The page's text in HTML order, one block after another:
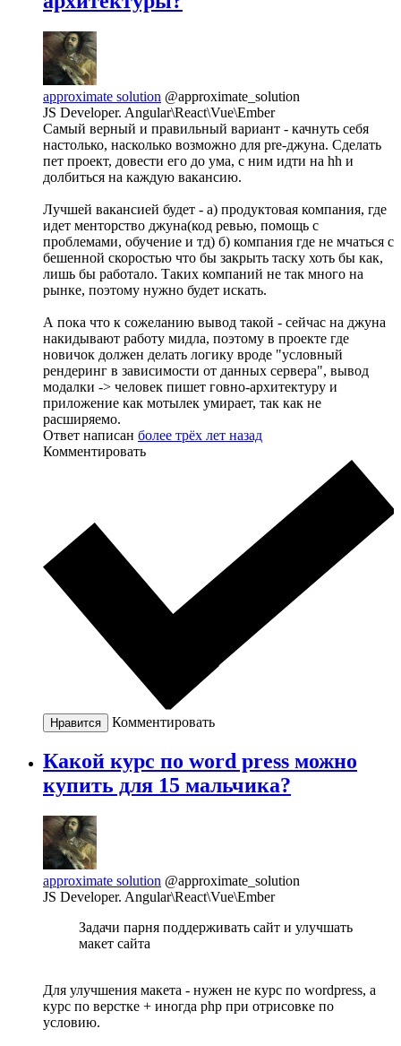
approximate solution @approximate_solution
JS Developer. Angular\React\Vue\Ember
Самый верный и правильный вариант - качнуть себя
настолько, насколько возможно для pre-джуна. Сделать
пет проект, довести его до ума, с ним идти на hh и
долбиться на каждую вакансию.
Лучшей вакансией будет - а) продуктовая компания, где
идет менторство джуна(код ревью, помощь с
проблемами, обучение и тд) б) компания где не мчаться с
бешенной скоростью что бы закрыть таску хоть бы как,
лишь бы работало. Таких компаний не так много на
рынке, поэтому нужно будет искать.
А пока что к сожеланию вывод такой - сейчас на джуна
накидывают работу мидла, поэтому в проекте где
новичок должен делать логику вроде "условный
рендеринг в зависимости от данных сервера", вывод
модалки -> человек пишет говно-архитектуру и
приложение как мотылек умирает, так как не
расширяемо.
Ответ написан более трёх лет назад
Комментировать
Нравится Комментировать
Какой курс по word press можно
купить для 15 мальчика?
approximate solution @approximate_solution
JS Developer. Angular\React\Vue\Ember
Задачи парня поддерживать сайт и улучшать
макет сайта
Для улучшения макета - нужен не курс по wordpress, а
курс по верстке + иногда php при отрисовке по
условию.